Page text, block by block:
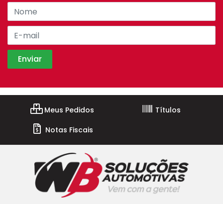
Meus Pedidos
Títulos
Notas Fiscais